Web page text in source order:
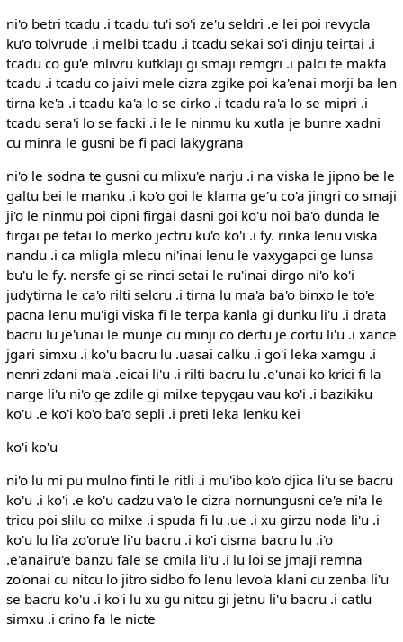
ni'o betri tcadu .i tcadu tu'i so'i ze'u seldri .e lei poi revycla
ku'o tolvrude .i melbi tcadu .i tcadu sekai so'i dinju teirtai .i
tcadu co gu'e mlivru kutklaji gi smaji remgri .i palci te makfa
tcadu .i tcadu co jaivi mele cizra zgike poi ka'enai morji ba len
tirna ke'a .i tcadu ka'a lo se cirko .i tcadu ra'a lo se mipri .i
tcadu sera'i lo se facki .i le le ninmu ku xutla je bunre xadni
cu minra le gusni be fi paci lakygrana
ni'o le sodna te gusni cu mlixu'e narju .i na viska le jipno be le
galtu bei le manku .i ko'o goi le klama ge'u co'a jingri co smaji
ji'o le ninmu poi cipni firgai dasni goi ko'u noi ba'o dunda le
firgai pe tetai lo merko jectru ku'o ko'i .i fy. rinka lenu viska
nandu .i ca mligla mlecu ni'inai lenu le vaxygapci ge lunsa
bu'u le fy. nersfe gi se rinci setai le ru'inai dirgo ni'o ko'i
judytirna le ca'o rilti selcru .i tirna lu ma'a ba'o binxo le to'e
pacna lenu mu'igi viska fi le terpa kanla gi dunku li'u .i drata
bacru lu je'unai le munje cu minji co dertu je cortu li'u .i xance
jgari simxu .i ko'u bacru lu .uasai calku .i go'i leka xamgu .i
nenri zdani ma'a .eicai li'u .i rilti bacru lu .e'unai ko krici fi la
narge li'u ni'o ge zdile gi milxe tepygau vau ko'i .i bazikiku
ko'u .e ko'i ko'o ba'o sepli .i preti leka lenku kei
ko'i ko'u
ni'o lu mi pu mulno finti le ritli .i mu'ibo ko'o djica li'u se bacru
ko'u .i ko'i .e ko'u cadzu va'o le cizra nornungusni ce'e ni'a le
tricu poi slilu co milxe .i spuda fi lu .ue .i xu girzu noda li'u .i
ko'u lu li'a zo'oru'e li'u bacru .i ko'i cisma bacru lu .i'o
.e'anairu'e banzu fale se cmila li'u .i lu loi se jmaji remna
zo'onai cu nitcu lo jitro sidbo fo lenu levo'a klani cu zenba li'u
se bacru ko'u .i ko'i lu xu gu nitcu gi jetnu li'u bacru .i catlu
simxu .i crino fa le nicte